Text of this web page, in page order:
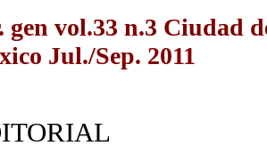
gen vol.33 n.3 Ciudad
Jul./Sep. 2011